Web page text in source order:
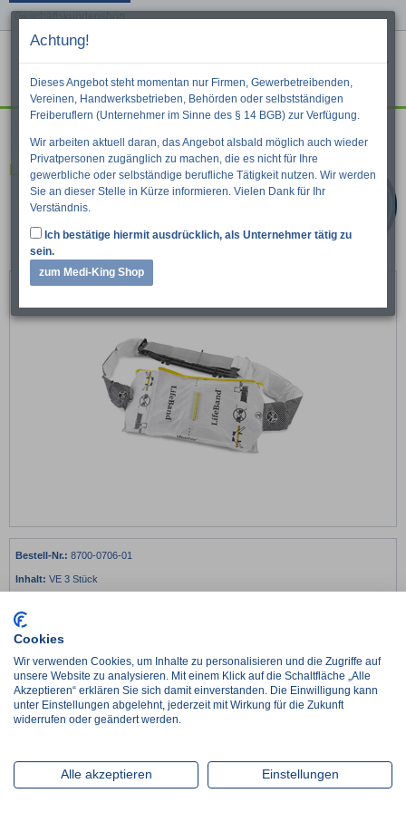
Geschäftskundenshop
Menu Suche
LifeBand für AutoPulse
8700-0706-01
VE 3 Stück
Lieferzeit ca. 2-3 Werktage
im Zulauf, Wiederbeschaffungszeit ca. 1 Woche
Details
Achtung!
Dieses Angebot steht momentan nur Firmen, Gewerbetreibenden,
Vereinen, Handwerksbetrieben, Behörden oder selbstständigen
Freiberuflern (Unternehmer im Sinne des § 14 BGB) zur Verfügung.
Wir arbeiten aktuell daran, das Angebot alsbald möglich auch wieder
Privatpersonen zugänglich zu machen, die es nicht für Ihre
gewerbliche oder selbständige berufliche Tätigkeit nutzen. Wir werden
Sie an dieser Stelle in Kürze informieren. Vielen Dank für Ihr
Verständnis.
Ich bestätige hiermit ausdrücklich, als Unternehmer tätig zu
sein.
zum Medi-King Shop
Cookies
Wir verwenden Cookies, um Inhalte zu personalisieren und die Zugriffe auf
unsere Website zu analysieren. Mit einem Klick auf die Schaltfläche „Alle
Akzeptieren“ erklären Sie sich damit einverstanden. Die Einwilligung kann
unter Einstellungen abgelehnt, jederzeit mit Wirkung für die Zukunft
widerrufen oder geändert werden.
Alle akzeptieren Einstellungen